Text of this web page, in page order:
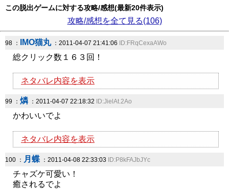
この脱出ゲームに対する攻略/感想(最新20件表示)
攻略/感想を全て見る(106)
98 ： IMO猫丸：2011-04-07 21:41:06 ID:FRqCexaAWo
総クリック数１６３回！
ネタバレ内容を表示
99 ： 燐 ：2011-04-07 22:18:32 ID:JielAt.2Ao
かわいいでよ
ネタバレ内容を表示
100 ： 月蝶 ：2011-04-08 22:33:03 ID:P8kFAJbJYc
チャズケ可愛い！
癒されるでよ